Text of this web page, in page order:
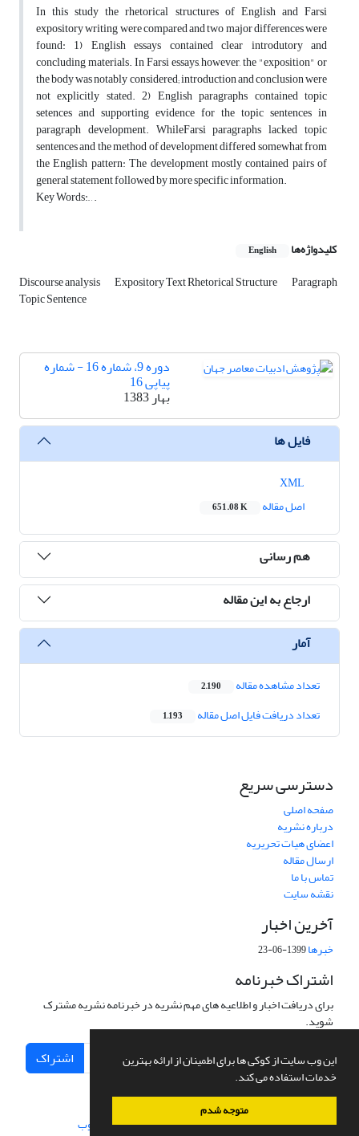
این وب سایت از کوکی ها برای اطمینان از ارائه بهترین
خدمات استفاده می کند.
متوجه شدم
In this study the rhetorical structures of English and Farsi
expository writing were compared and two major differences were
found: 1) English essays contained clear introdutory and
concluding materials. In Farsi essays, however, the "exposition" or
the body was notably considered; introduction and conclusion were
not explicitly stated. 2) English paragraphs contained topic
setences and supporting evidence for the topic sentences in
paragraph development. WhileFarsi paragraphs lacked topic
sentences and the method of development differed somewhat from
the English pattern: The development mostly contained pairs of
general statement followed by more specific information.
Key Words:,, , .
کلیدواژه‌ها English
Discourse analysis Expository Text Rhetorical Structure Paragraph
Topic Sentence
دوره 9، شماره 16 - شماره
پیاپی 16
بهار 1383
فایل ها
اصل مقاله
651.08 K
هم رسانی
ارجاع به این مقاله
آمار
تعداد مشاهده مقاله 2,190
تعداد دریافت فایل اصل مقاله 1,193
دسترسی سریع
صفحه اصلی
درباره نشریه
اعضای هیات تحریریه
ارسال مقاله
تماس با ما
نقشه سایت
آخرین اخبار
خبرها1399-06-23
اشتراک خبرنامه
برای دریافت اخبار و اطلاعیه های مهم نشریه در خبرنامه نشریه مشترک
شوید.
اشتراک
سامانه مدیریت نشریات علمی.طراحی و پیاده سازی از سیناوب